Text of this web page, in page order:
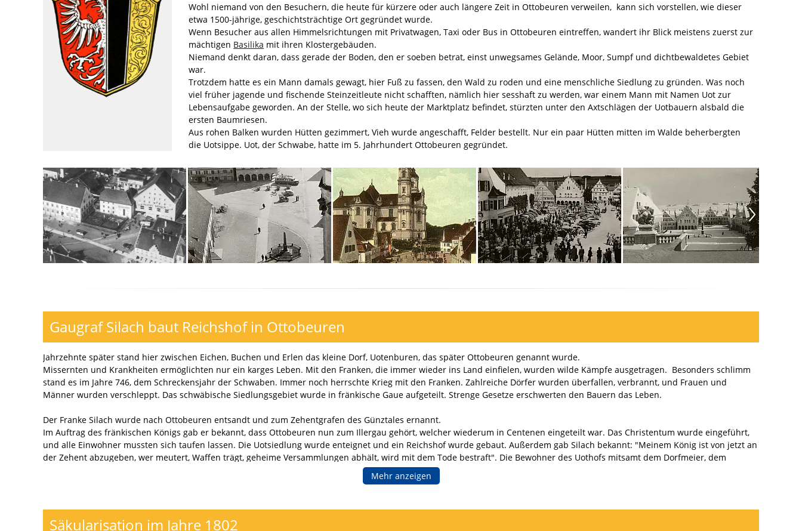
Wohl niemand von den Besuchern, die heute für kürzere oder auch längere Zeit in Ottobeuren verweilen, kann sich vorstellen, wie dieser
etwa 1500-jährige, geschichtsträchtige Ort gegründet wurde.
Wenn Besucher aus allen Himmelsrichtungen mit Privatwagen, Taxi oder Bus in Ottobeuren eintreffen, wandert ihr Blick meistens zuerst zur
mächtigen Basilika mit ihren Klostergebäuden.
Niemand denkt daran, dass gerade der Boden, den er soeben betrat, einst unwegsames Gelände, Moor, Sumpf und dichtbewaldetes Gebiet
war.
Trotzdem hatte es ein Mann damals gewagt, hier Fuß zu fassen, den Wald zu roden und eine menschliche Siedlung zu gründen. Was noch
viel früher jagende und fischende Steinzeitleute nicht schafften, nämlich hier sesshaft zu werden, war einem Mann mit Namen Uot zur
Lebensaufgabe geworden. An der Stelle, wo sich heute der Marktplatz befindet, stürzten unter den Axtschlägen der Uotbauern alsbald die
ersten Baumriesen.
Aus rohen Balken wurden Hütten gezimmert, Vieh wurde angeschafft, Felder bestellt. Nur ein paar Hütten mitten im Walde beherbergten
die Uotsippe. Uot, der Schwabe, hatte im 5. Jahrhundert Ottobeuren gegründet.
Gaugraf Silach baut Reichshof in Ottobeuren
Jahrzehnte später stand hier zwischen Eichen, Buchen und Erlen das kleine Dorf, Uotenburen, das später Ottobeuren genannt wurde.
Missernten und Krankheiten ermöglichten nur ein karges Leben. Mit den Franken, die immer wieder ins Land einfielen, wurden wilde Kämpfe ausgetragen. Besonders schlimm
stand es im Jahre 746, dem Schreckensjahr der Schwaben. Immer noch herrschte Krieg mit den Franken. Zahlreiche Dörfer wurden überfallen, verbrannt, und Frauen und
Männer wurden verschleppt. Das schwäbische Siedlungsgebiet wurde in fränkische Gaue aufgeteilt. Strenge Gesetze erschwerten den Bauern das Leben.
Der Franke Silach wurde nach Ottobeuren entsandt und zum Zehentgrafen des Günztales ernannt.
Im Auftrag des fränkischen Königs gab er bekannt, dass Ottobeuren nun zum Illergau gehört, welcher wiederum in Centenen eingeteilt war. Das Christentum wurde eingeführt,
und alle Einwohner mussten sich taufen lassen. Die Uotsiedlung wurde enteignet und ein Reichshof wurde gebaut. Außerdem gab Silach bekannt: "Meinem König ist von jetzt an
der Zehent abzugeben, wer meutert, Waffen trägt, geheime Versammlungen abhält, wird mit dem Tode bestraft". Die Bewohner des Uothofs mitsamt dem Dorfmeier, dem
damaligen Bürgermeister, mussten ausziehen und wurden bei Nachbarn aufgenommen.
In Uots Hof selbst saß nun der Graf Silach, umgeben von schwerbewaffneten Schergen. Seine Soldaten durchstreiften die Wälder, holten sich, was sie brauchten und ritten von
An der Stelle entstand nun ein großer fränkischer Vierecksbau mit Scheunen, Stallungen, Wagnerei, Schmiede und Kirche. Daneben entstanden das Gästehaus mit
Mehr anzeigen
Säkularisation im Jahre 1802